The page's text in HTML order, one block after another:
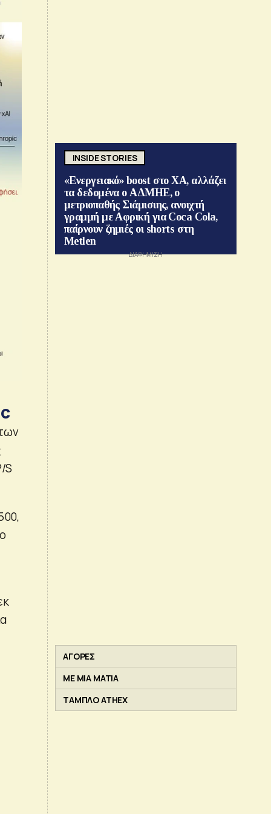
S
INSIDE STORIES
«Ενεργειακό» boost στο ΧΑ, αλλάζει
τα δεδομένα ο ΑΔΜΗΕ, ο
μετριοπαθής Σιάμισιης, ανοιχτή
γραμμή με Αφρική για Coca Cola,
παίρνουν ζημιές οι shorts στη
Metlen
ΑΓΟΡΕΣ
ΜΕ ΜΙΑ ΜΑΤΙΑ
ΤΑΜΠΛΟ ATHEX